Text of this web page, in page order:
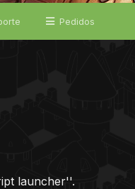
Pedidos
launcher''.